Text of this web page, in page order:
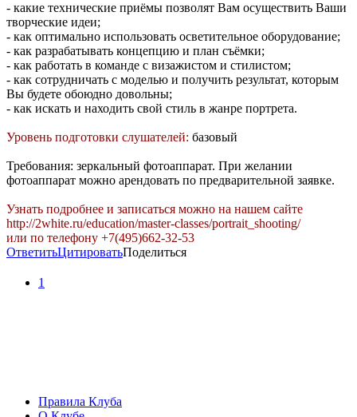
- какие технические приёмы позволят Вам осуществить Ваши
творческие идеи;
- как оптимально использовать осветительное оборудование;
- как разрабатывать концепцию и план съёмки;
- как работать в команде с визажистом и стилистом;
- как сотрудничать с моделью и получить результат, которым
Вы будете обоюдно довольны;
- как искать и находить свой стиль в жанре портрета.
Уровень подготовки слушателей: базовый
Требования: зеркальный фотоаппарат. При желании
фотоаппарат можно арендовать по предварительной заявке.
Узнать подробнее и записаться можно на нашем сайте
http://2white.ru/education/master-classes/portrait_shooting/
или по телефону +7(495)662-32-53
ОтветитьЦитироватьПоделиться
1
Правила Клуба